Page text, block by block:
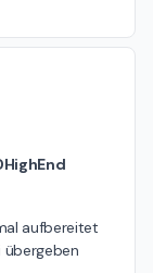
aufbereitet